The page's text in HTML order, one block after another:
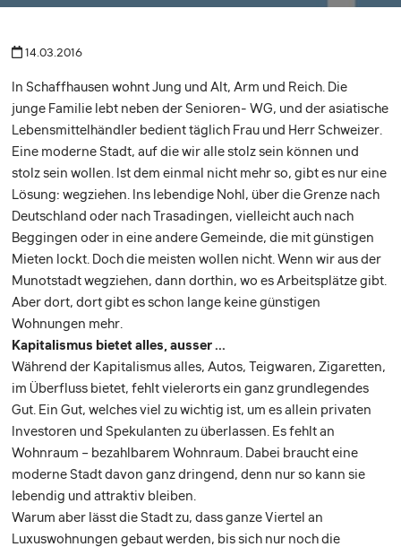
14.03.2016
In Schaffhausen wohnt Jung und Alt, Arm und Reich. Die
junge ­Familie lebt neben der Senioren- WG, und der asiatische
Lebensmittelhändler bedient täglich Frau und Herr Schweizer.
Eine moderne Stadt, auf die wir alle stolz sein können und
stolz sein wollen. Ist dem einmal nicht mehr so, gibt es nur eine
­Lösung: wegziehen. Ins lebendige Nohl, über die Grenze nach
Deutschland oder nach Trasadingen, vielleicht auch nach
Beggingen oder in eine andere Gemeinde, die mit günstigen
Mieten lockt. Doch die meisten wollen nicht. Wenn wir aus der
Munotstadt wegziehen, dann dorthin, wo es Arbeitsplätze gibt.
Aber dort, dort gibt es schon lange keine günstigen
Wohnungen mehr.
Kapitalismus bietet alles, ausser ...
Während der Kapitalismus alles, Autos, Teigwaren, Zigaretten,
im Überfluss bietet, fehlt vielerorts ein ganz grundlegendes
Gut. Ein Gut, welches viel zu wichtig ist, um es ­allein privaten
Investoren und Spekulanten zu überlassen. Es fehlt an
Wohnraum – bezahlbarem Wohnraum. Dabei braucht eine
moderne Stadt davon ganz dringend, denn nur so kann sie
lebendig und attraktiv bleiben.
Warum aber lässt die Stadt zu, dass ganze Viertel an
Luxuswohnungen gebaut werden, bis sich nur noch die